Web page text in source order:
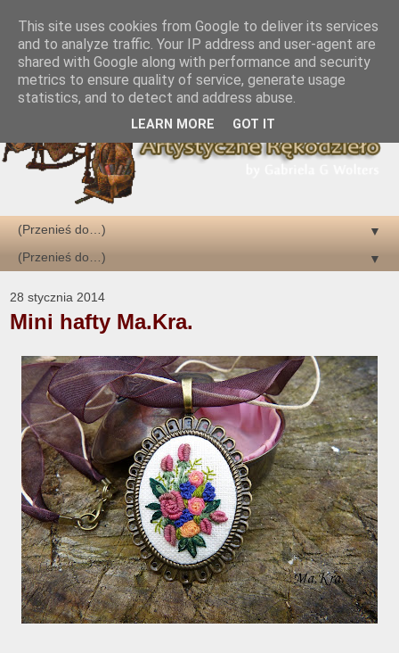
▼
▼
28 stycznia 2014
Mini hafty Ma.Kra.
This site uses cookies from Google to deliver its services
and to analyze traffic. Your IP address and user-agent are
shared with Google along with performance and security
metrics to ensure quality of service, generate usage
statistics, and to detect and address abuse.
LEARN MORE GOT IT